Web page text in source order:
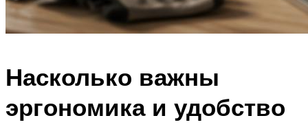
Насколько важны
эргономика и удобство